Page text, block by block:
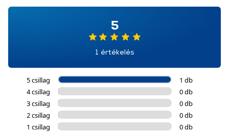
5
1 értékelés
5 csillag
1 db
4 csillag
0 db
3 csillag
0 db
2 csillag
0 db
1 csillag
0 db